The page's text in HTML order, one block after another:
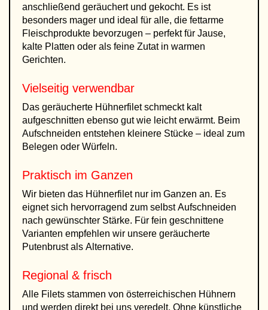
anschließend geräuchert und gekocht. Es ist
besonders mager und ideal für alle, die fettarme
Fleischprodukte bevorzugen – perfekt für Jause,
kalte Platten oder als feine Zutat in warmen
Gerichten.
Vielseitig verwendbar
Das geräucherte Hühnerfilet schmeckt kalt
aufgeschnitten ebenso gut wie leicht erwärmt. Beim
Aufschneiden entstehen kleinere Stücke – ideal zum
Belegen oder Würfeln.
Praktisch im Ganzen
Wir bieten das Hühnerfilet nur im Ganzen an. Es
eignet sich hervorragend zum selbst Aufschneiden
nach gewünschter Stärke. Für fein geschnittene
Varianten empfehlen wir unsere geräucherte
Putenbrust als Alternative.
Regional & frisch
Alle Filets stammen von österreichischen Hühnern
und werden direkt bei uns veredelt. Ohne künstliche